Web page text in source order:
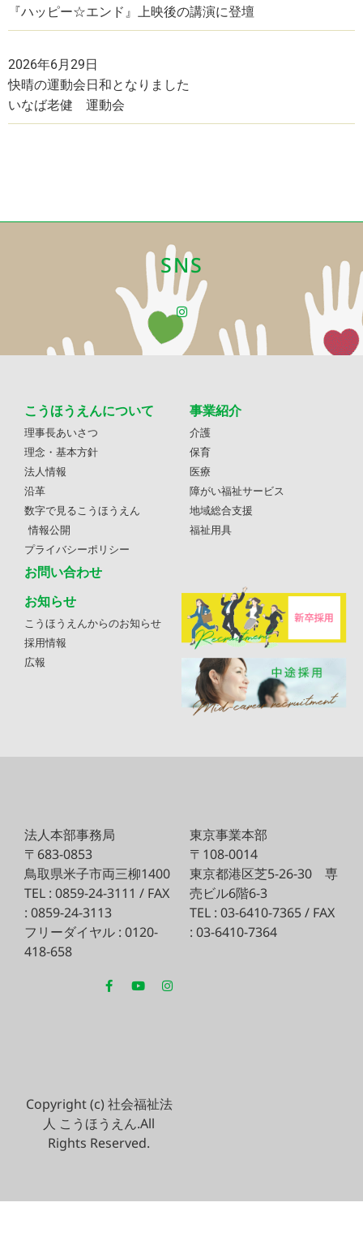
『ハッピー☆エンド』上映後の講演に登壇
2026年6月29日
快晴の運動会日和となりました
いなば老健 運動会
SNS
こうほうえんについて
理事長あいさつ
理念・基本方針
法人情報
沿革
数字で見るこうほうえん
情報公開
プライバシーポリシー
お問い合わせ
事業紹介
介護
保育
医療
障がい福祉サービス
地域総合支援
福祉用具
お知らせ
こうほうえんからのお知らせ
採用情報
広報
法人本部事務局
〒683-0853
鳥取県米子市両三柳1400
TEL : 0859-24-3111 / FAX
: 0859-24-3113
フリーダイヤル : 0120-
418-658
東京事業本部
〒108-0014
東京都港区芝5-26-30 専
売ビル6階6-3
TEL : 03-6410-7365 / FAX
: 03-6410-7364
Copyright (c) 社会福祉法
人 こうほうえん.All
Rights Reserved.